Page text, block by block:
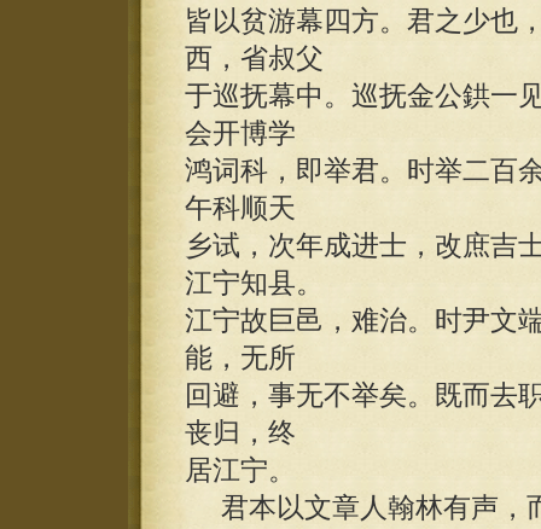
皆以贫游幕四方。君之少也
西，省叔父
于巡抚幕中。巡抚金公鉷一
会开博学
鸿词科，即举君。时举二百
午科顺天
乡试，次年成进士，改庶吉
江宁知县。
江宁故巨邑，难治。时尹文
能，无所
回避，事无不举矣。既而去
丧归，终
居江宁。
君本以文章人翰林有声，